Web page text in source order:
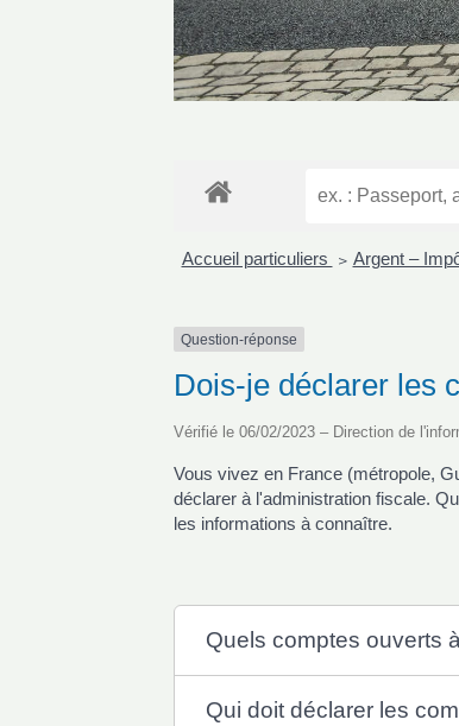
Accueil particuliers > Argent –
Question-réponse
Dois-je déclarer les
Vérifié le 06/02/2023 – Direction de
Vous vivez en France (métropole,
déclarer à l'administration fiscale.
les informations à connaître.
Quels comptes ouverts
Qui doit déclarer les